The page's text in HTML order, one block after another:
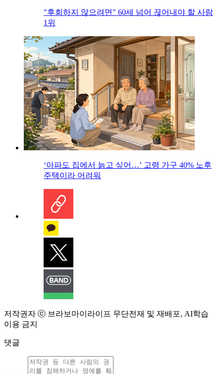
"후회하지 않으려면" 60세 넘어 끊어내야 할 사람
1위
‘아파도 집에서 늙고 싶어…’ 고령 가구 40% 노후
주택이라 어려워
저작권자 ⓒ 브라보마이라이프 무단전재 및 재배포, AI학습
이용 금지
댓글